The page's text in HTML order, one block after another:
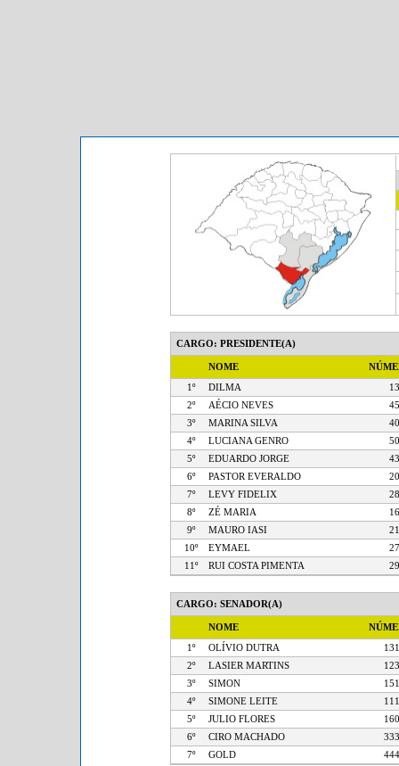
CARGO: PRESIDENTE(A)
NOME
1º DILMA
2º
AÉCIO NEVES
3º
MARINA SILVA
4º
LUCIANA GENRO
5º
EDUARDO JORGE
6º
PASTOR EVERALDO
7º
LEVY FIDELIX
8º
ZÉ MARIA
9º
MAURO IASI
10º
EYMAEL
11º
RUI COSTA PIMENTA
CARGO: SENADOR(A)
NOME
1º OLÍVIO DUTRA
2º
LASIER MARTINS
3º
SIMON
4º
SIMONE LEITE
5º
JULIO FLORES
6º
CIRO MACHADO
7º
GOLD